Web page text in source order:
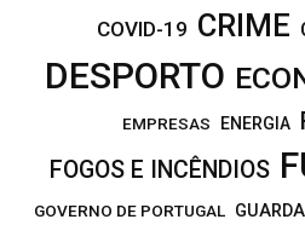
COVID-19 CRIME
DESPORTO
EMPRESAS ENERGIA
FOGOS E INCÊNDIOS
GOVERNO DE PORTUGAL GUARDA